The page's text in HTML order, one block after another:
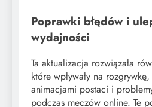
Poprawki błędów i
wydajności
Ta aktualizacja rozwiązała
które wpływały na
animacjami postaci i
podczas meczów online. Te